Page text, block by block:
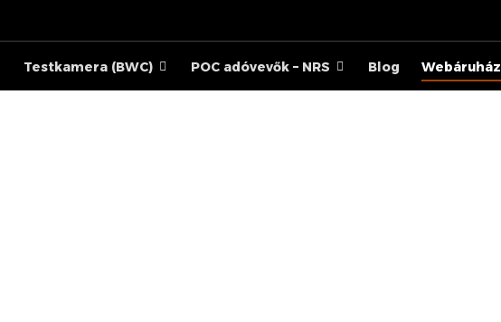
Testkamera (BWC) POC adóvevők – NRS Blog Webáruház